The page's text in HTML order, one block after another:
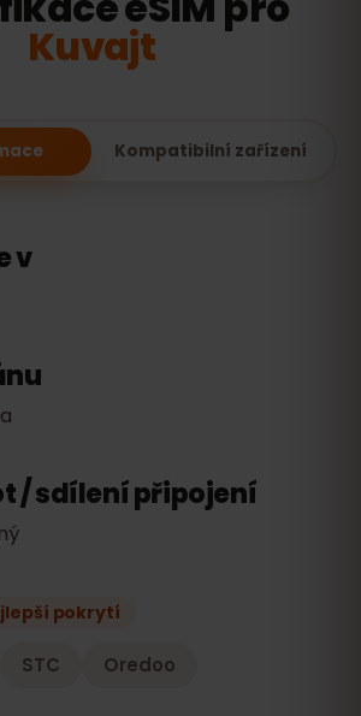
Kuvajt
Kompatibilní zařízení
v
/ sdílení připojení
pokrytí
STC Oredoo